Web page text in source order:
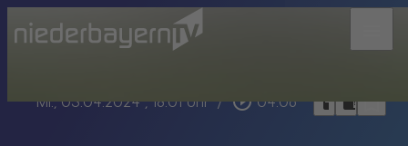
Mi., 03.04.2024, 18:01 Uhr / play_circle_outline 04:06 headphoneschrome_reader_modebookmark_border